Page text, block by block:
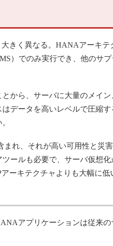
きく異なる。HANAアーキテ
）でのみ実行でき、他のサプ
から、サーバに大量のメイン
データを高いレベルで圧縮す
れ、それが高い可用性と災
ールも必要で、サーバ仮想化
ーキテクチャよりも大幅に低
アプリケーションは従来の